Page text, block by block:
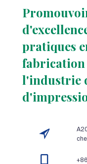
pratiques
fabrication
l'industrie